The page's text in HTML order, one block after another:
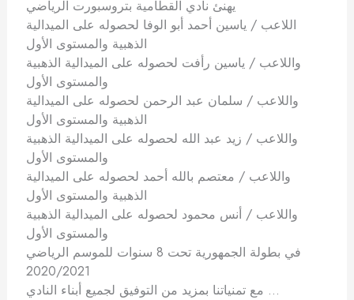
يهنئ نادي القطامية بتروسبورت الرياضي
اللاعب / ياسين أحمد أبو الوفا لحصوله على الميدالية
الذهبية والمستوى الأول
واللاعب / ياسين رأفت لحصوله على الميدالية الذهبية
والمستوى الأول
واللاعب / سلمان عبد الرحمن لحصوله على الميدالية
الذهبية والمستوى الأول
واللاعب / زيد عبد الله لحصوله على الميدالية الذهبية
والمستوى الأول
واللاعب / معتصم بالله أحمد لحصوله على الميدالية
الذهبية والمستوى الأول
واللاعب / أنس محمود لحصوله على الميدالية الذهبية
والمستوى الأول
في بطولة الجمهورية تحت 8 سنوات للموسم الرياضي
2020/2021
مع تمنياتنا بمزيد من التوفيق لجميع أبناء النادي …